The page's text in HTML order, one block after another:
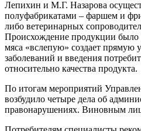
Лепихин и М.Г. Назарова
полуфабрикатами – фаршем и
либо ветеринарных
Происхождение продукции было
мяса «вслепую» создает прямую
заболеваний и введения
относительно качества продукта.
По итогам мероприятий
возбудило четыре дела об
правонарушениях. Виновным